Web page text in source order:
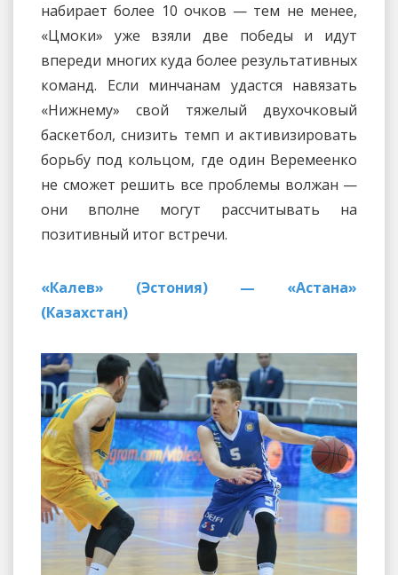
набирает более 10 очков — тем не менее,
«Цмоки» уже взяли две победы и идут
впереди многих куда более результативных
команд. Если минчанам удастся навязать
«Нижнему» свой тяжелый двухочковый
баскетбол, снизить темп и активизировать
борьбу под кольцом, где один Веремеенко
не сможет решить все проблемы волжан —
они вполне могут рассчитывать на
позитивный итог встречи.
«Калев» (Эстония) — «Астана»
(Казахстан)